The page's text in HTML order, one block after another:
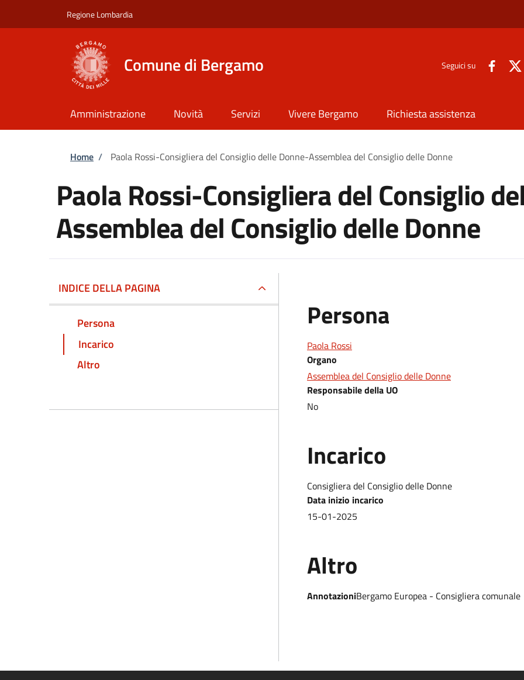
Regione Lombardia
Comune di Bergamo Seguici su
Amministrazione Novità Servizi Vivere Bergamo Richiesta assistenza
Briciole di pane
Home / Paola Rossi-Consigliera del Consiglio delle Donne-Assemblea del Consiglio delle Donne
Paola Rossi-Consigliera del Consiglio
Assemblea del Consiglio delle Donne
INDICE DELLA PAGINA
Persona
Incarico
Altro
Persona
Paola Rossi
Organo
Assemblea del Consiglio delle Donne
Responsabile della UO
No
Incarico
Consigliera del Consiglio delle Donne
Data inizio incarico
15-01-2025
Altro
AnnotazioniBergamo Europea - Consigliera comunale